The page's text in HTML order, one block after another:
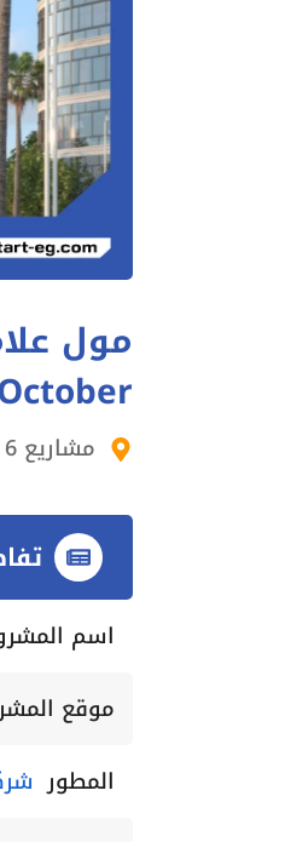
مشاريع 6 أكتوبر
اسم
موقع
المطور